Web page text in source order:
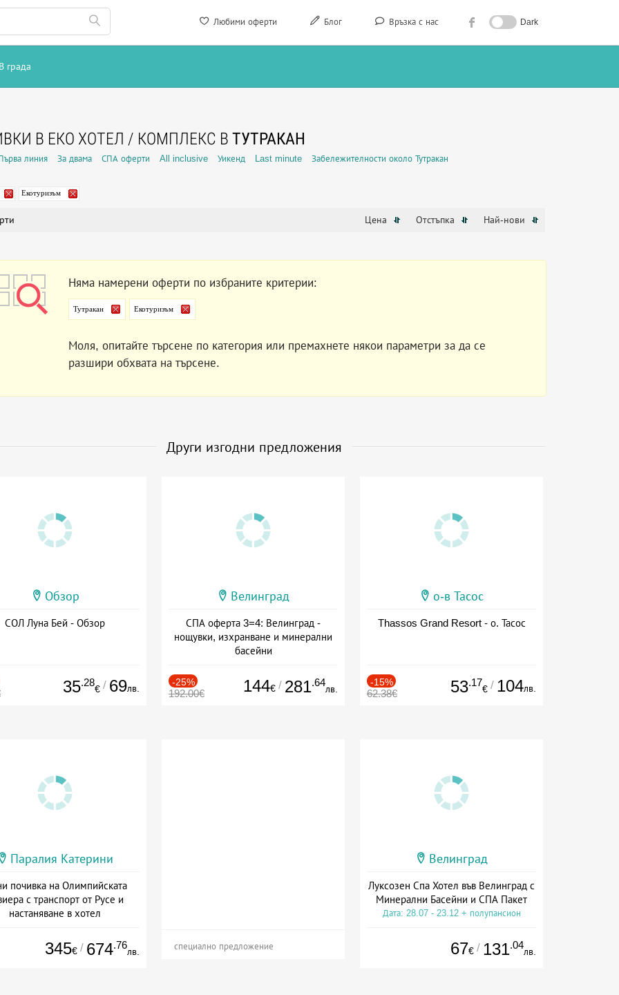
Любими оферти Блог Връзка с нас Dark
В града
В ЕКО ХОТЕЛ / КОМПЛЕКС В ТУТРАКАН
линия За двама СПА оферти All inclusive Уикенд Last minute Забележителности около Тутракан
Екотуризъм
Цена Отстъпка Най-нови
Няма намерени оферти по избраните критерии:
Тутракан Екотуризъм
Моля, опитайте търсене по категория или премахнете някои параметри за да се
разшири обхвата на търсене.
Други изгодни предложения
Обзор
СОЛ Луна Бей - Обзор
35.28
€ / 69лв.
Велинград
СПА оферта 3=4: Велинград -
нощувки, изхранване и минерални
басейни
-25%
192.00€ 144€ / 281.64
лв.
о-в Тасос
Thassos Grand Resort - о. Тасос
-15%
62.38€ 53.17
€ / 104лв.
Паралия Катерини
почивка на Олимпийската
с транспорт от Русе и
настаняване в хотел
345€ / 674.76
лв. специално предложение
Велинград
Луксозен Спа Хотел във Велинград с
Минерални Басейни и СПА Пакет
Дата: 28.07 - 23.12 + полупансион
67€ / 131.04
лв.